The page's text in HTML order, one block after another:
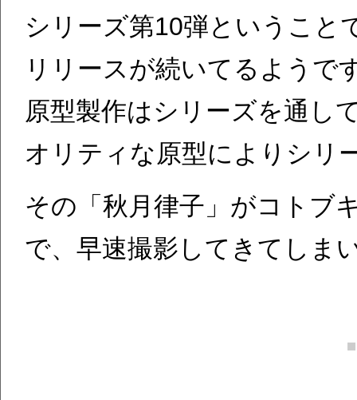
シリーズ第10弾ということ
リリースが続いてるようで
原型製作はシリーズを通し
オリティな原型によりシリ
その「秋月律子」がコトブ
で、早速撮影してきてしま